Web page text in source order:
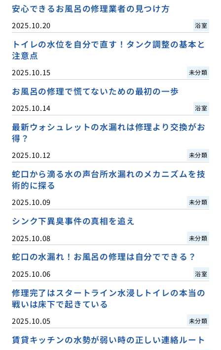
安心できるお風呂の修理業者の見つけ方
2025.10.20 浴室
トイレの水位を自分で直す！タンク調整の基本と
注意点
2025.10.15 未分類
お風呂の修理で慌てないための最初の一歩
2025.10.14 浴室
最新ウォシュレットの水漏れは修理より交換がお
得？
2025.10.12 未分類
蛇口から滴る水の声台所水漏れのメカニズムを技
術的に探る
2025.10.09 未分類
シンク下異臭事件の真相を追え
2025.10.08 未分類
蛇口の水漏れ！お風呂の修理は自分でできる？
2025.10.06 浴室
修理完了はスタートライン水浸しトイレの本当の
戦いは床下で起きている
2025.10.05 未分類
賃貸キッチンの水勢が弱い時の正しい連絡ルート